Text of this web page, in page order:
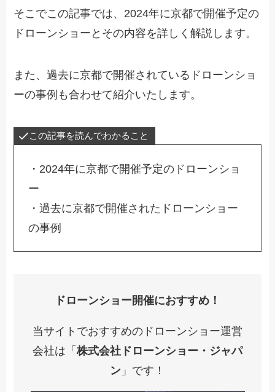
そこでこの記事では、2024年に京都で開催予定の
ドローンショーとその内容を詳しく解説します。
また、過去に京都で開催されているドローンショ
ーの事例も合わせて紹介いたします。
この記事を読んでわかること
・2024年に京都で開催予定のドローンショ
ー
・過去に京都で開催されたドローンショー
の事例
ドローンショー開催におすすめ！
当サイトでおすすめのドローンショー運営
会社は「 株式会社ドローンショー・ジャパ
ン 」です！